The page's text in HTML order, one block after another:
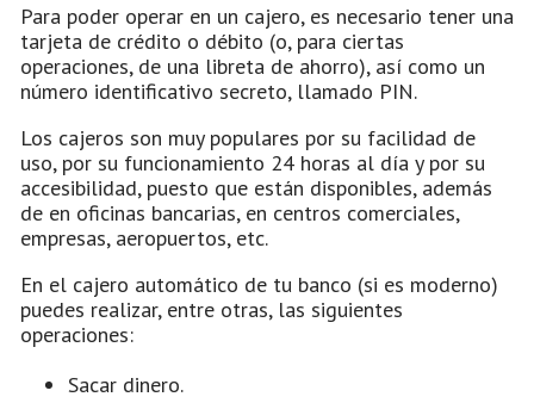
Para poder operar en un cajero, es necesario tener una
tarjeta de crédito o débito (o, para ciertas
operaciones, de una libreta de ahorro), así como un
número identificativo secreto, llamado PIN.
Los cajeros son muy populares por su facilidad de
uso, por su funcionamiento 24 horas al día y por su
accesibilidad, puesto que están disponibles, además
de en oficinas bancarias, en centros comerciales,
empresas, aeropuertos, etc.
En el cajero automático de tu banco (si es moderno)
puedes realizar, entre otras, las siguientes
operaciones:
Sacar dinero.